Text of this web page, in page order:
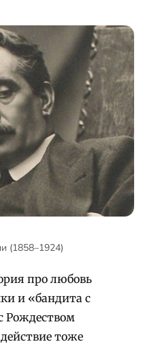
(1858–1924)
про любовь
и «бандита с
Рождеством
тоже